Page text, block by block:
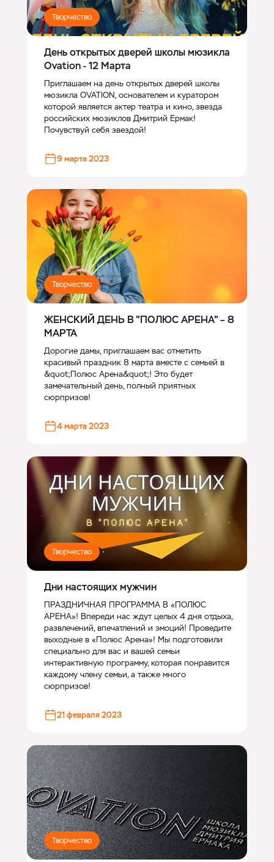
Творчество
День открытых дверей школы мюзикла
Ovation - 12 Марта
Приглашаем на день открытых дверей школы
мюзикла OVATION, основателем и куратором
которой является актер театра и кино, звезда
российских мюзиклов Дмитрий Ермак!
Почувствуй себя звездой!
9 марта 2023
Творчество
ЖЕНСКИЙ ДЕНЬ В "ПОЛЮС АРЕНА" – 8
МАРТА
Дорогие дамы, приглашаем вас отметить
красивый праздник 8 марта вместе с семьей в
&quot;Полюс Арена&quot;! Это будет
замечательный день, полный приятных
сюрпризов!
4 марта 2023
Творчество
Дни настоящих мужчин
ПРАЗДНИЧНАЯ ПРОГРАММА В «ПОЛЮС
АРЕНА»! Впереди нас ждут целых 4 дня отдыха,
развлечений, впечатлений и эмоций! Проведите
выходные в «Полюс Арена»! Мы подготовили
специально для вас и вашей семьи
интерактивную программу, которая понравится
каждому члену семьи, а также много
сюрпризов!
21 февраля 2023
Творчество